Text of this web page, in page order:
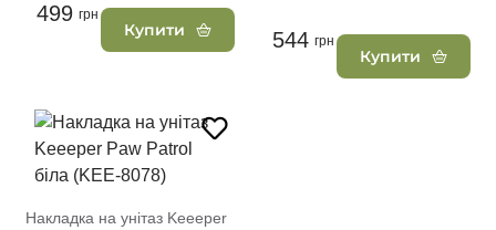
499 грн
Купити 544 грн
Купити
Накладка на унітаз Keeeper